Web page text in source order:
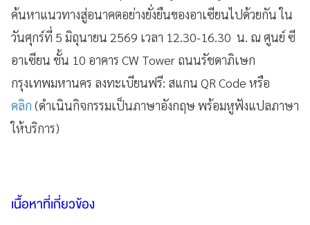
ค้นหาแนวทางสู่อนาคตอย่างยั่งยืนของอาเซียนไปด้วยกัน ใน
วันศุกร์ที่ 5 มิถุนายน 2569 เวลา 12.30-16.30 น. ณ ศูนย์ ซี
อาเซียน ชั้น 10 อาคาร CW Tower ถนนรัชดาภิเษก
กรุงเทพมหานคร ลงทะเบียนฟรี: สแกน QR Code หรือ
คลิก (ดำเนินกิจกรรมเป็นภาษาอังกฤษ พร้อมหูฟังแปลภาษา
ให้บริการ)
เนื้อหาที่เกี่ยวข้อง